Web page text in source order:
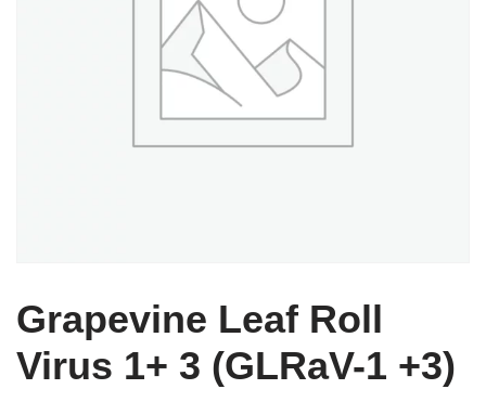
Grapevine Leaf Roll
Virus 1+ 3 (GLRaV-1 +3)